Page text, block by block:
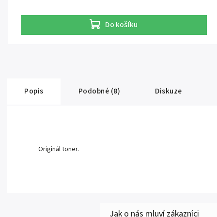
Do košíku
Popis Podobné (8) Diskuze
Originál toner.